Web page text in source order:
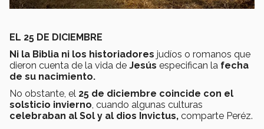
EL 25 DE DICIEMBRE
Ni la Biblia ni los historiadores judíos o romanos que
dieron cuenta de la vida de Jesús especifican la fecha
de su nacimiento.
No obstante, el 25 de diciembre coincide con el
solsticio invierno, cuando algunas culturas
celebraban al Sol y al dios Invictus, comparte Peréz.